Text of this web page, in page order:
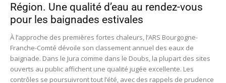
Région. Une qualité d’eau au rendez-vous
pour les baignades estivales
À l’approche des premières fortes chaleurs, l’ARS Bourgogne-
Franche-Comté dévoile son classement annuel des eaux de
baignade. Dans le Jura comme dans le Doubs, la plupart des sites
ouverts au public affichent une qualité jugée excellente. Les
contrôles se poursuivront tout l’été, avec des rappels de prudence